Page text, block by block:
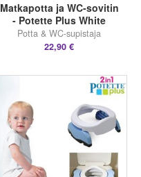
Matkapotta ja WC-sovitin
- Potette Plus White
Potta & WC-supistaja
22,90 €